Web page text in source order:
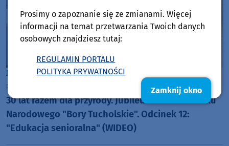
Powiat Chojnicki
piątek, 7 sierpnia 2026, 08:45
30 lat razem dla przyrody. Jubileusz 30-lecia Parku
Narodowego "Bory Tucholskie". Odcinek 12:
"Edukacja senioralna" (WIDEO)
Prosimy o zapoznanie się ze zmianami. Więcej
informacji na temat przetwarzania Twoich danych
osobowych znajdziesz tutaj:
REGULAMIN PORTALU
POLITYKA PRYWATNOŚCI
Zamknij okno